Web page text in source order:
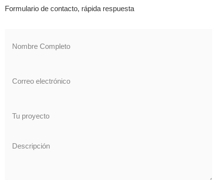
Formulario de contacto, rápida respuesta